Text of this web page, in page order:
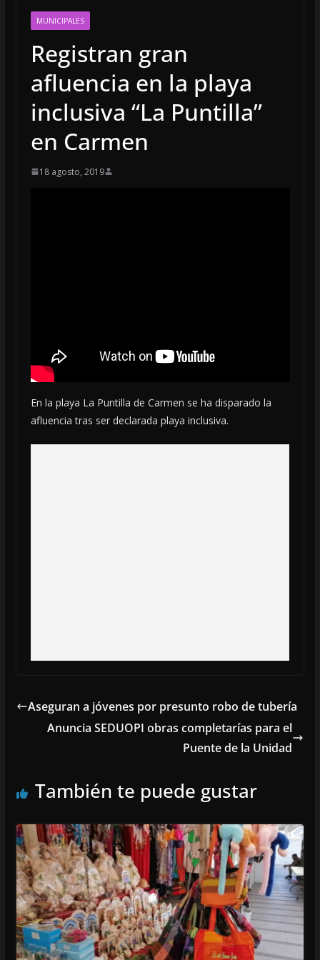
MUNICIPALES
Registran gran
afluencia en la playa
inclusiva “La Puntilla”
en Carmen
18 agosto, 2019
En la playa La Puntilla de Carmen se ha disparado la
afluencia tras ser declarada playa inclusiva.
Aseguran a jóvenes por presunto robo de tubería
Anuncia SEDUOPI obras completarías para el
Puente de la Unidad
También te puede gustar